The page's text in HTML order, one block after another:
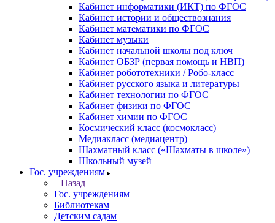
Кабинет информатики (ИКТ) по ФГОС
Кабинет истории и обществознания
Кабинет математики по ФГОС
Кабинет музыки
Кабинет начальной школы под ключ
Кабинет ОБЗР (первая помощь и НВП)
Кабинет робототехники / Робо-класс
Кабинет русского языка и литературы
Кабинет технологии по ФГОС
Кабинет физики по ФГОС
Кабинет химии по ФГОС
Космический класс (космокласс)
Медиакласс (медиацентр)
Шахматный класс («Шахматы в школе»)
Школьный музей
Гос. учреждениям
Назад
Гос. учреждениям
Библиотекам
Детским садам